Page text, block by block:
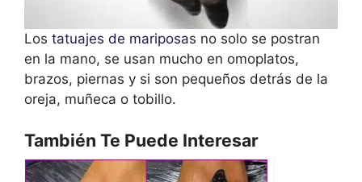
Los tatuajes de mariposas no solo se postran
en la mano, se usan mucho en omoplatos,
brazos, piernas y si son pequeños detrás de la
oreja, muñeca o tobillo.
También Te Puede Interesar